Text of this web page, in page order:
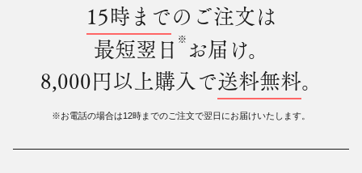
15時までのご注文は
最短翌日 ※ お届け。
8,000円以上購入で送料無料。
※お電話の場合は12時までのご注文で翌日にお届けいたします。